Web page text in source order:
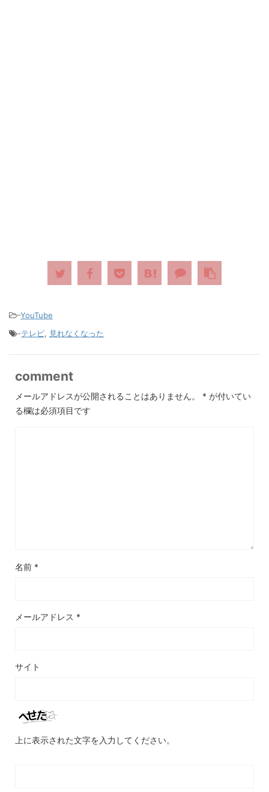
-YouTube
-テレビ, 見れなくなった
comment
メールアドレスが公開されることはありません。 * が付いてい
る欄は必須項目です
名前 *
メールアドレス *
サイト
上に表示された文字を入力してください。